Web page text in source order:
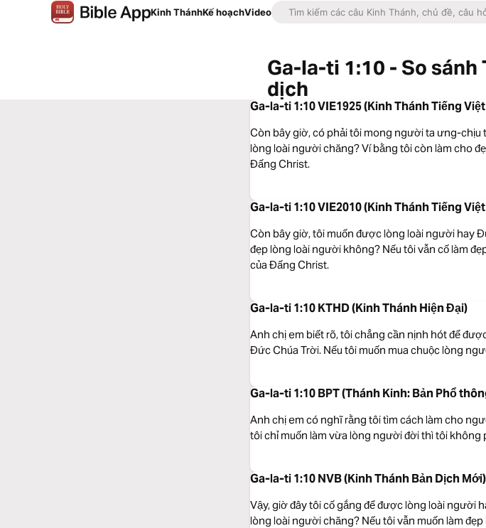
Kinh ThánhKế hoạchVideo
Ga-la-ti 1:10 - So sánh
dịch
Ga-la-ti 1:10 VIE1925 (Kinh Thánh Tiếng
Còn bây giờ, có phải tôi mong người ta ưng-chịu
lòng loài người chăng? Ví bằng tôi còn làm cho
Đấng Christ.
Ga-la-ti 1:10 VIE2010 (Kinh Thánh Tiếng
Còn bây giờ, tôi muốn được lòng loài người hay
đẹp lòng loài người không? Nếu tôi vẫn cố làm
của Đấng Christ.
Ga-la-ti 1:10 KTHD (Kinh Thánh Hiện Đại)
Anh chị em biết rõ, tôi chẳng cần nịnh hót để
Đức Chúa Trời. Nếu tôi muốn mua chuộc lòng
Ga-la-ti 1:10 BPT (Thánh Kinh: Bản Phổ
Anh chị em có nghĩ rằng tôi tìm cách làm cho
tôi chỉ muốn làm vừa lòng người đời thì tôi không
Ga-la-ti 1:10 NVB (Kinh Thánh Bản Dịch Mới)
Vậy, giờ đây tôi cố gắng để được lòng loài người
lòng loài người chăng? Nếu tôi vẫn muốn làm